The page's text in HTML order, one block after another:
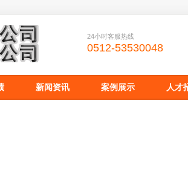
24小时客服热线
0512-53530048
新闻资讯 案例展示 人才